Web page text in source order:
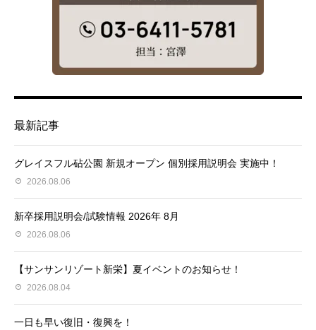
最新記事
グレイスフル砧公園 新規オープン 個別採用説明会 実施中！
2026.08.06
新卒採用説明会/試験情報 2026年 8月
2026.08.06
【サンサンリゾート新栄】夏イベントのお知らせ！
2026.08.04
一日も早い復旧・復興を！